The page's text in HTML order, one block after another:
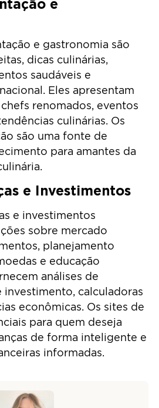
e
e gastronomia são
dicas culinárias,
saudáveis e
Eles apresentam
renomados, eventos
culinárias. Os
são uma fonte de
para amantes da
e Investimentos
e investimentos
sobre mercado
planejamento
e educação
análises de
investimento, calculadoras
econômicas. Os sites de
para quem deseja
de forma inteligente e
informadas.